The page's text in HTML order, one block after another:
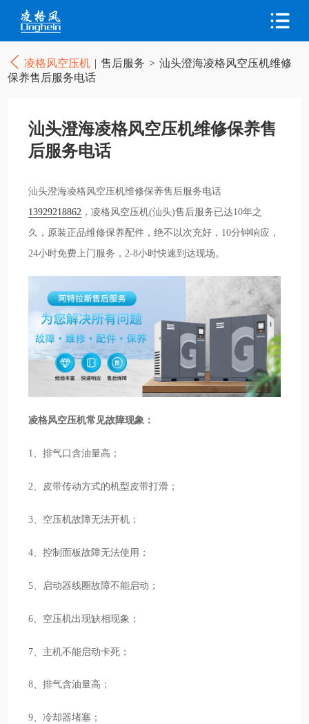
凌格风空压机 | 售后服务 > 汕头澄海凌格风空压机维修
保养售后服务电话
汕头澄海凌格风空压机维修保养售
后服务电话
汕头澄海凌格风空压机维修保养售后服务电话
13929218862 ，凌格风空压机(汕头)售后服务已达10年之
久，原装正品维修保养配件，绝不以次充好，10分钟响应，
24小时免费上门服务，2-8小时快速到达现场。
凌格风空压机常见故障现象：
1、排气口含油量高；
2、皮带传动方式的机型皮带打滑；
3、空压机故障无法开机；
4、控制面板故障无法使用；
5、启动器线圈故障不能启动；
6、空压机出现缺相现象；
7、主机不能启动卡死；
8、排气含油量高；
9、冷却器堵塞；